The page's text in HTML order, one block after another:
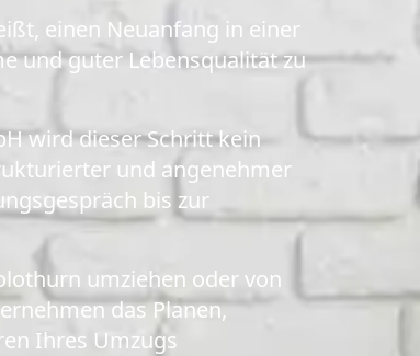
einen Neuanfang in einer
und guter Lebensqualität zu
wird dieser Schritt kein
und angenehmer
bis zur
umziehen oder von
das Planen,
Ihres Umzugs